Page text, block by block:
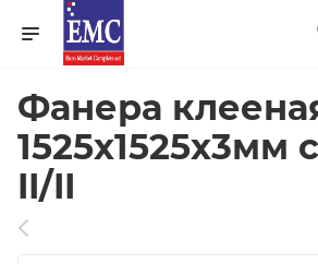
Фанера
1525х1525х3мм
II/II